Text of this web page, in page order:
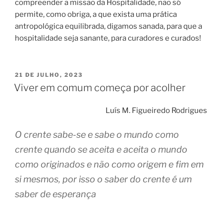
compreender a missão da Hospitalidade, não só
permite, como obriga, a que exista uma prática
antropológica equilibrada, digamos sanada, para que a
hospitalidade seja sanante, para curadores e curados!
PUBLICADO
EM
21 DE JULHO, 2023
Viver em comum começa por acolher
Luís M. Figueiredo Rodrigues
O crente sabe-se e sabe o mundo como
crente quando se aceita e aceita o mundo
como originados e não como origem e fim em
si mesmos, por isso o saber do crente é um
saber de esperança